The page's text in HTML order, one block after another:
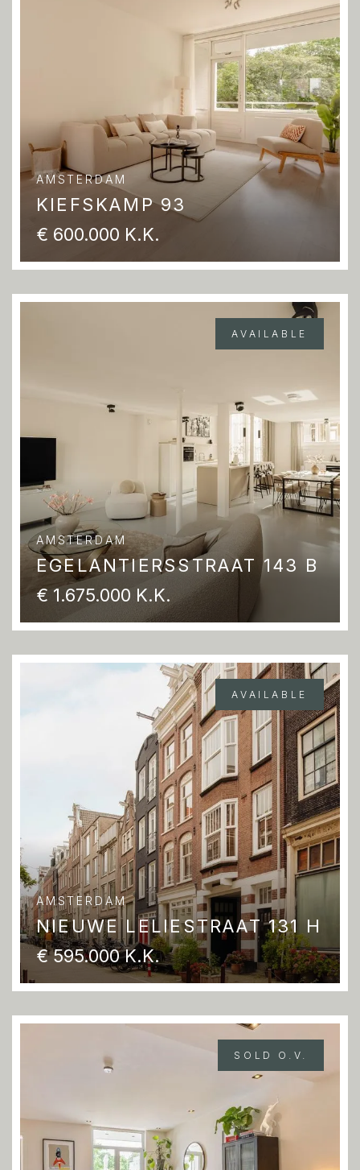
AMSTERDAM
KIEFSKAMP 93
€ 600.000 K.K.
AVAILABLE
AMSTERDAM
EGELANTIERSSTRAAT 143 B
€ 1.675.000 K.K.
AVAILABLE
AMSTERDAM
NIEUWE LELIESTRAAT 131 H
€ 595.000 K.K.
SOLD O.V.